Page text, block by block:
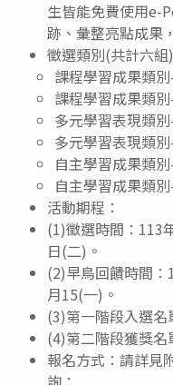
生皆能免費使用e-
跡、彙整亮點成果
徵選類別(共計六組)
課程學習成果類
課程學習成果類
多元學習表現類
多元學習表現類
自主學習成果類
自主學習成果類
活動期程：
(1)徵選時間：113
日(二)。
(2)早鳥回饋時間
月15(一)。
(3)第一階段入選名
(4)第二階段獲獎名
報名方式：請詳見